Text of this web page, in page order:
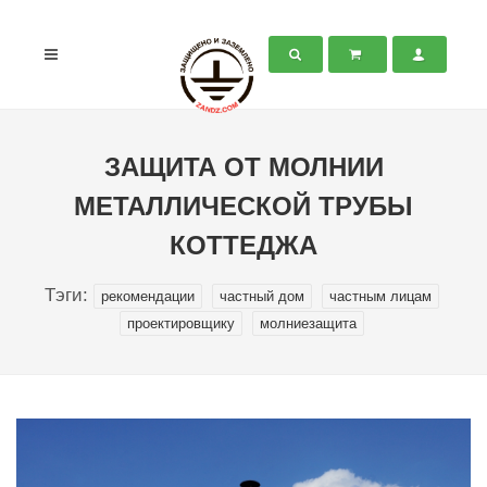
ЗАЩИТА ОТ МОЛНИИ
МЕТАЛЛИЧЕСКОЙ ТРУБЫ
КОТТЕДЖА
Тэги: рекомендации частный дом
частным лицам
проектировщику
молниезащита